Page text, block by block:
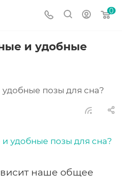
0
и удобные
позы для сна?
наше общее